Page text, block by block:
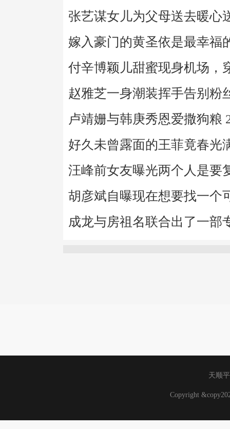
张艺谋女儿为父母送去暖心
嫁入豪门的黄圣依是最幸福
付辛博颖儿甜蜜现身机场，
赵雅芝一身潮装挥手告别粉
卢靖姗与韩庚秀恩爱撒狗粮
好久未曾露面的王菲竟春光
汪峰前女友曝光两个人是要
胡彦斌自曝现在想要找一个
成龙与房祖名联合出了一部
天顺
Copyright